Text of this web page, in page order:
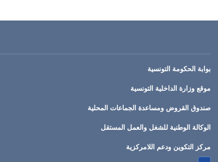
بوابة الحكومة التونسية
موقع وزارة الداخلية التونسية
صندوق القروض ومساعدة الجماعات المحلية
الوكالة الوطنية للشغل والعمل المستقل
مركز التكوين ودعم اللامركزية